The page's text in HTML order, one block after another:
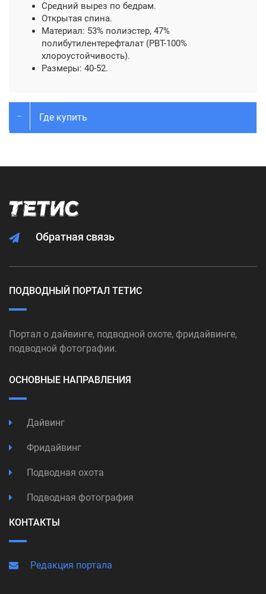
Средний вырез по бедрам.
Открытая спина.
Материал: 53% полиэстер, 47%
полибутилентерефталат (PBT-100%
хлороустойчивость).
Размеры: 40-52.
Где купить
Обратная связь
ПОДВОДНЫЙ ПОРТАЛ ТЕТИС
Портал о дайвинге, подводной охоте, фридайвинге,
подводной фотографии.
ОСНОВНЫЕ НАПРАВЛЕНИЯ
Дайвинг
Фридайвинг
Подводная охота
Подводная фотография
КОНТАКТЫ
Редакция портала